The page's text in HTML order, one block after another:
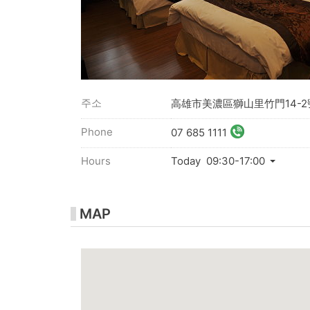
주소 高雄市美濃區獅山里竹門14-2
Phone 07 685 1111
Hours Today 09:30-17:00
MAP